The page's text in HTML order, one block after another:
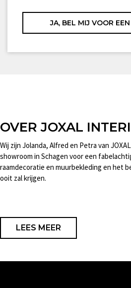
OVER JOXAL
Wij zijn Jolanda, Alfred en Petra van
showroom in Schagen voor een
raamdecoratie en muurbekleding en het
ooit zal krijgen.
LEES MEER